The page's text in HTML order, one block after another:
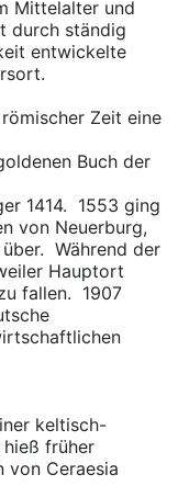
Mittelalter und
durch ständig
entwickelte
Zeit eine
Buch der
1414. ­ 1553 ging
von Neuerburg,
Während der
Hauptort
fallen. ­ 1907
keltisch-
früher
von Ceraesia